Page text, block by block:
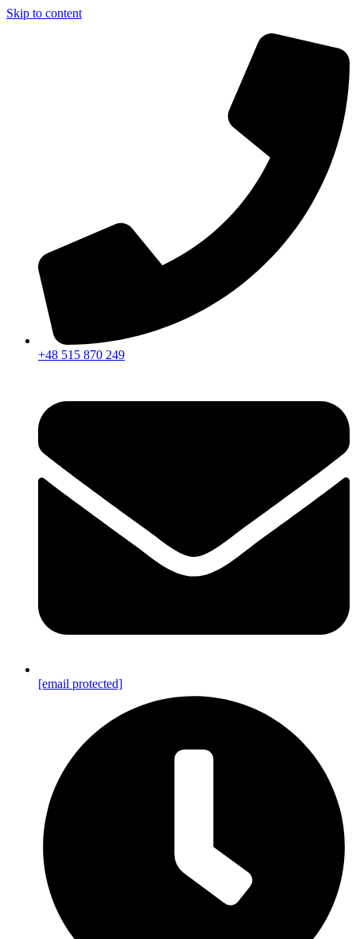
Skip to content
+48 515 870 249
[email protected]